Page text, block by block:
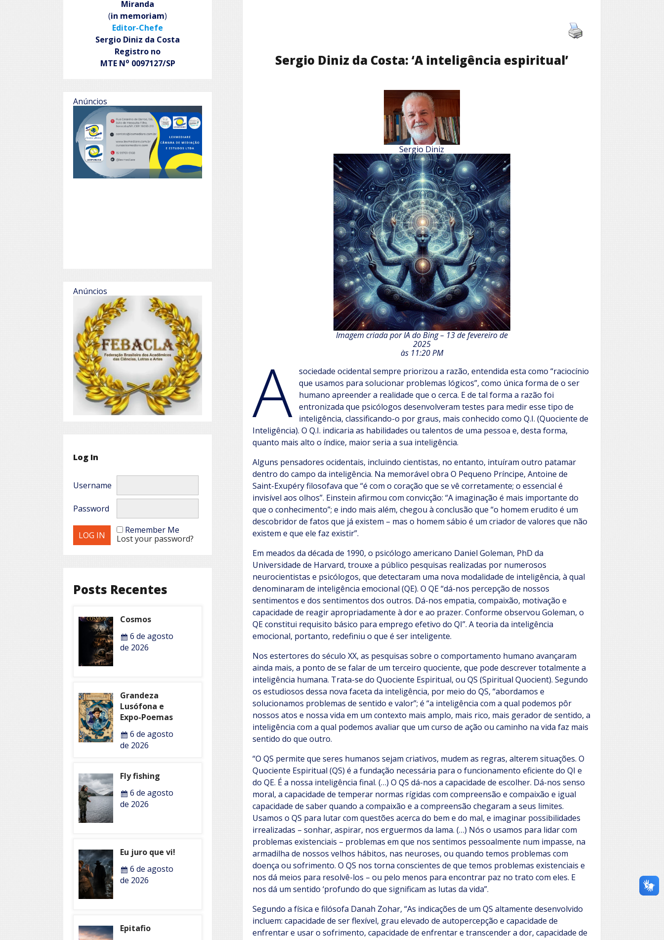
Sergio Diniz da Costa: ‘A inteligência espiritual’
Sergio Diniz
Imagem criada por IA do Bing – 13 de fevereiro de
2025
às 11:20 PM
A
sociedade ocidental sempre priorizou a razão, entendida esta como “raciocínio
que usamos para solucionar problemas lógicos”, como única forma de o ser
humano apreender a realidade que o cerca. E de tal forma a razão foi
entronizada que psicólogos desenvolveram testes para medir esse tipo de
inteligência, classificando-o por graus, mais conhecido como Q.I. (Quociente de
Inteligência). O Q.I. indicaria as habilidades ou talentos de uma pessoa e, desta forma,
quanto mais alto o índice, maior seria a sua inteligência.
Alguns pensadores ocidentais, incluindo cientistas, no entanto, intuíram outro patamar
dentro do campo da inteligência. Na memorável obra O Pequeno Príncipe, Antoine de
Saint-Exupéry filosofava que “é com o coração que se vê corretamente; o essencial é
invisível aos olhos”. Einstein afirmou com convicção: “A imaginação é mais importante do
que o conhecimento”; e indo mais além, chegou à conclusão que “o homem erudito é um
descobridor de fatos que já existem – mas o homem sábio é um criador de valores que não
existem e que ele faz existir”.
Em meados da década de 1990, o psicólogo americano Daniel Goleman, PhD da
Universidade de Harvard, trouxe a público pesquisas realizadas por numerosos
neurocientistas e psicólogos, que detectaram uma nova modalidade de inteligência, à qual
denominaram de inteligência emocional (QE). O QE “dá-nos percepção de nossos
sentimentos e dos sentimentos dos outros. Dá-nos empatia, compaixão, motivação e
capacidade de reagir apropriadamente à dor e ao prazer. Conforme observou Goleman, o
QE constitui requisito básico para emprego efetivo do QI”. A teoria da inteligência
emocional, portanto, redefiniu o que é ser inteligente.
Nos estertores do século XX, as pesquisas sobre o comportamento humano avançaram
ainda mais, a ponto de se falar de um terceiro quociente, que pode descrever totalmente a
inteligência humana. Trata-se do Quociente Espiritual, ou QS (Spiritual Quocient). Segundo
os estudiosos dessa nova faceta da inteligência, por meio do QS, “abordamos e
solucionamos problemas de sentido e valor”; é “a inteligência com a qual podemos pôr
nossos atos e nossa vida em um contexto mais amplo, mais rico, mais gerador de sentido, a
inteligência com a qual podemos avaliar que um curso de ação ou caminho na vida faz mais
sentido do que outro.
“O QS permite que seres humanos sejam criativos, mudem as regras, alterem situações. O
Quociente Espiritual (QS) é a fundação necessária para o funcionamento eficiente do QI e
do QE. É a nossa inteligência final. (…) O QS dá-nos a capacidade de escolher. Dá-nos senso
moral, a capacidade de temperar normas rígidas com compreensão e compaixão e igual
capacidade de saber quando a compaixão e a compreensão chegaram a seus limites.
Usamos o QS para lutar com questões acerca do bem e do mal, e imaginar possibilidades
irrealizadas – sonhar, aspirar, nos erguermos da lama. (…) Nós o usamos para lidar com
problemas existenciais – problemas em que nos sentimos pessoalmente num impasse, na
armadilha de nossos velhos hábitos, nas neuroses, ou quando temos problemas com
doença ou sofrimento. O QS nos torna conscientes de que temos problemas existenciais e
nos dá meios para resolvê-los – ou pelo menos para encontrar paz no trato com eles. E
nos dá um sentido ‘profundo do que significam as lutas da vida”.
Segundo a física e filósofa Danah Zohar, “As indicações de um QS altamente desenvolvido
incluem: capacidade de ser flexível, grau elevado de autopercepção e capacidade de
enfrentar e usar o sofrimento, capacidade de enfrentar e transcender a dor, capacidade de
Miranda
(in memoriam)
Editor-Chefe
Sergio Diniz da Costa
Registro no
MTE No 0097127/SP
Anúncios
Anúncios
Log In
Username
Password
Remember Me
Lost your password?
Posts Recentes
Cosmos
6 de agosto
de 2026
Grandeza
Lusófona e
Expo-Poemas
6 de agosto
de 2026
Fly fishing
6 de agosto
de 2026
Eu juro que vi!
6 de agosto
de 2026
Epitafio